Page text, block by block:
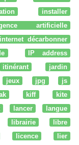
installer
artificielle
internet décarbonner
IP address
itinérant
jardin
jeux jpg
js
kiff
kite
lancer
langue
librairie
libre
licence
lier